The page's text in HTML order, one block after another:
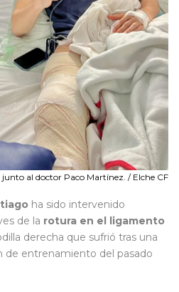
al doctor Paco Martínez. / Elche CF
ha sido intervenido
de la rotura en el ligamento
derecha que sufrió tras una
de entrenamiento del pasado